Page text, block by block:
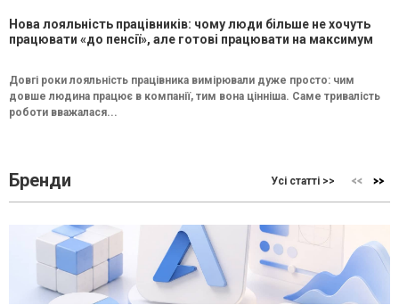
Нова лояльність працівників: чому люди більше не хочуть
працювати «до пенсії», але готові працювати на максимум
Довгі роки лояльність працівника вимірювали дуже просто: чим
довше людина працює в компанії, тим вона цінніша. Саме тривалість
роботи вважалася...
Бренди Усі статті >>